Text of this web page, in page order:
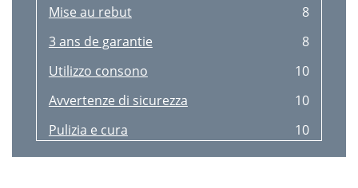
Mise au rebut
8
3 ans de garantie
8
Utilizzo consono
10
Avvertenze di sicurezza
10
Pulizia e cura
10
Smaltimento
10